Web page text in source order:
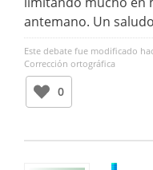
antemano. Un
Este debate fue modificado
Corrección ortográfica
0